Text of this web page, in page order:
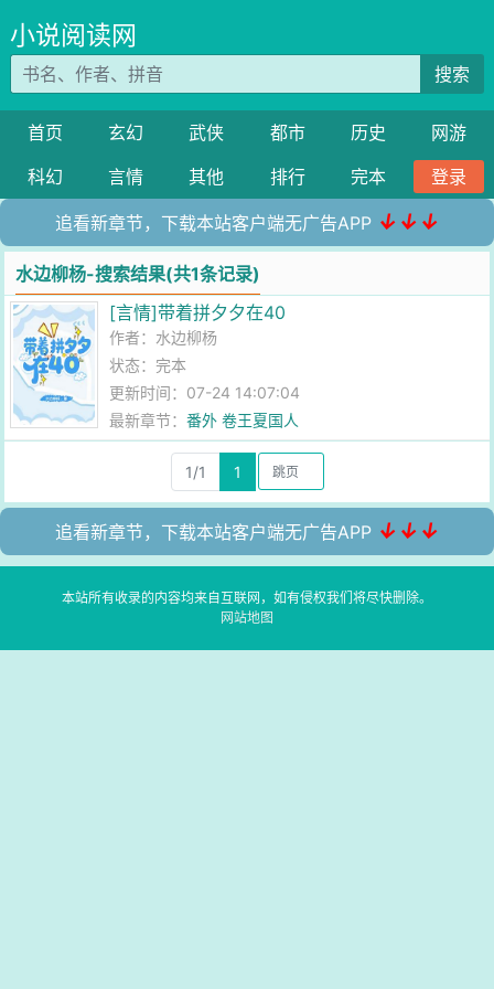
小说阅读网
搜索
首页 玄幻 武侠 都市 历史
网游
科幻
言情 其他 排行 完本 登录
追看新章节，下载本站客户端无广告APP ↓↓↓
水边柳杨-搜索结果(共1条记录)
[言情]带着拼夕夕在40
作者： 水边柳杨
状态：完本
更新时间：07-24 14:07:04
最新章节：番外 卷王夏国人
1/1 1
追看新章节，下载本站客户端无广告APP ↓↓↓
本站所有收录的内容均来自互联网，如有侵权我们将尽快删除。
网站地图